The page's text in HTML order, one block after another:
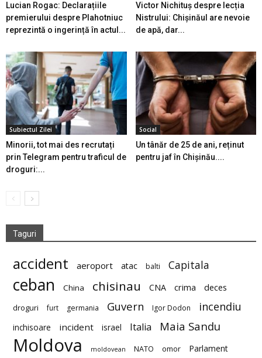
Lucian Rogac: Declarațiile
premierului despre Plahotniuc
reprezintă o ingerință în actul...
Victor Nichituș despre lecția
Nistrului: Chișinăul are nevoie
de apă, dar...
Subiectul Zilei
Minorii, tot mai des recrutați
prin Telegram pentru traficul de
droguri:...
Social
Un tânăr de 25 de ani, reținut
pentru jaf în Chișinău....
Taguri
accident aeroport atac balti Capitala
ceban China chisinau CNA crima deces
droguri furt germania Guvern Igor Dodon incendiu
inchisoare incident israel Italia Maia Sandu
Moldova moldovean NATO omor Parlament